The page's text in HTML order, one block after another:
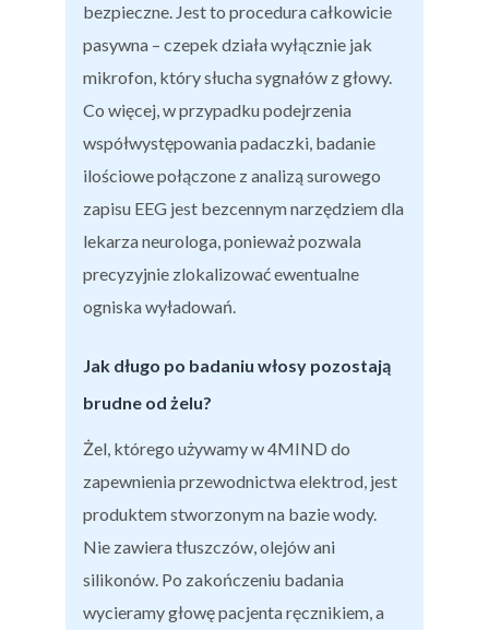
bezpieczne. Jest to procedura całkowicie
pasywna – czepek działa wyłącznie jak
mikrofon, który słucha sygnałów z głowy.
Co więcej, w przypadku podejrzenia
współwystępowania padaczki, badanie
ilościowe połączone z analizą surowego
zapisu EEG jest bezcennym narzędziem dla
lekarza neurologa, ponieważ pozwala
precyzyjnie zlokalizować ewentualne
ogniska wyładowań.
Jak długo po badaniu włosy pozostają
brudne od żelu?
Żel, którego używamy w 4MIND do
zapewnienia przewodnictwa elektrod, jest
produktem stworzonym na bazie wody.
Nie zawiera tłuszczów, olejów ani
silikonów. Po zakończeniu badania
wycieramy głowę pacjenta ręcznikiem, a